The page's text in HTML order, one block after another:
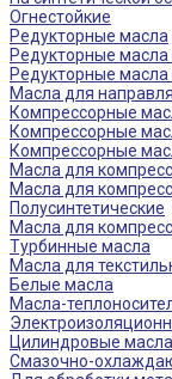
Огнестойкие
Редукторные масла
Редукторные
Редукторные масла
Масла для
Компрессорные
Компрессорные
Компрессорные
Масла для
Масла для
Полусинтетические
Масла для
Турбинные масла
Масла для
Белые масла
Масла-
Цилиндровые масла
Смазочно-